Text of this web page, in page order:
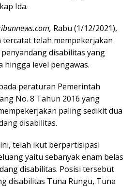
Ida.
Rabu (1/12/2021),
telah mempekerjakan
disabilitas yang
hingga level pengawas.
peraturan Pemerintah
No. 8 Tahun 2016 yang
paling sedikit dua
disabilitas.
telah ikut berpartisipasi
yaitu sebanyak enam belas
disabilitas. Posisi tersebut
disabilitas Tuna Rungu, Tuna